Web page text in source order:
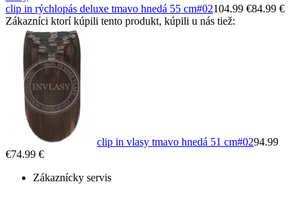
clip in rýchlopás deluxe tmavo hnedá 55 cm#02104.99 €84.99 €
Zákazníci ktorí kúpili tento produkt, kúpili u nás tiež:
clip in vlasy tmavo hnedá 51 cm#0294.99
€74.99 €
Zákaznícky servis